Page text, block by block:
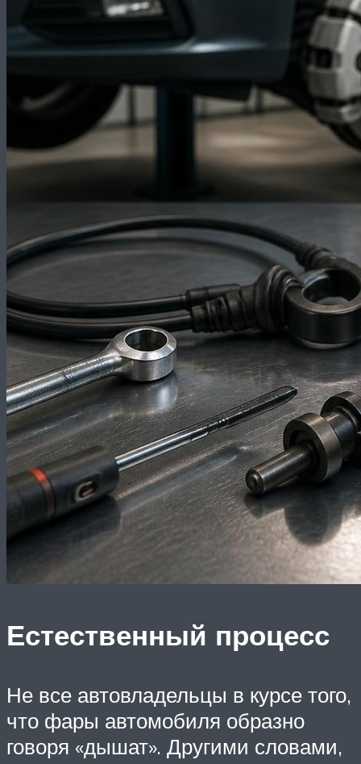
Естественный процесс
Не все автовладельцы в курсе того,
что фары автомобиля образно
говоря «дышат». Другими словами,